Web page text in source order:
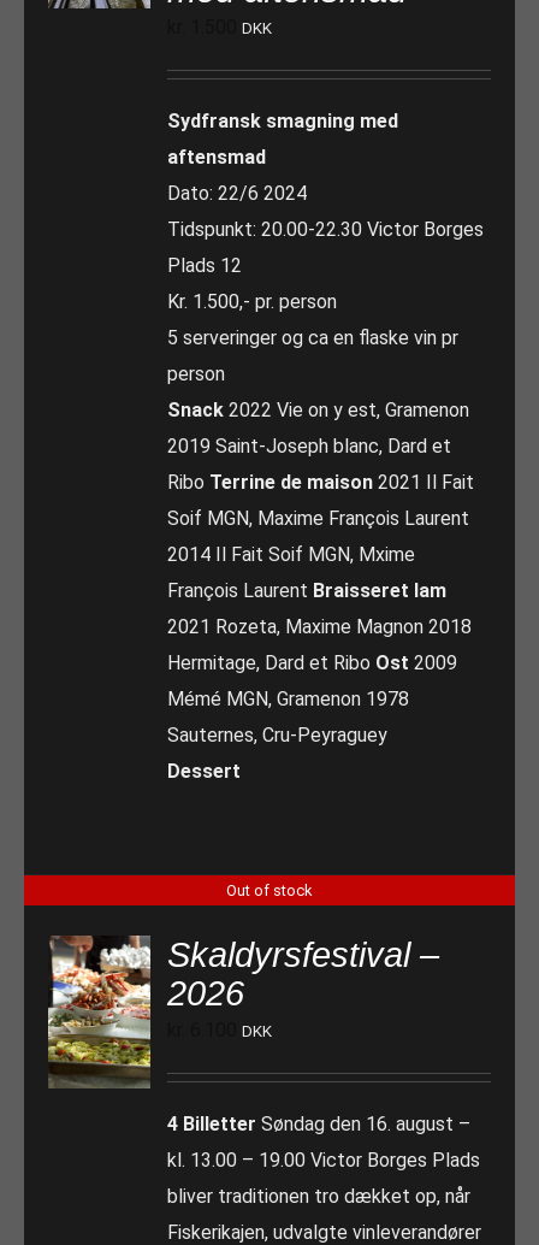
DKK
Sydfransk smagning med
aftensmad
Dato: 22/6 2024
Tidspunkt: 20.00-22.30 Victor Borges
Plads 12
Kr. 1.500,- pr. person
5 serveringer og ca en flaske vin pr
person
Snack 2022 Vie on y est, Gramenon
2019 Saint-Joseph blanc, Dard et
Ribo Terrine de maison 2021 Il Fait
Soif MGN, Maxime François Laurent
2014 Il Fait Soif MGN, Mxime
François Laurent Braisseret lam
2021 Rozeta, Maxime Magnon 2018
Hermitage, Dard et Ribo Ost 2009
Mémé MGN, Gramenon 1978
Sauternes, Cru-Peyraguey
Dessert
Out of stock
Skaldyrsfestival –
2026
DKK
4 Billetter Søndag den 16. august –
kl. 13.00 – 19.00 Victor Borges Plads
bliver traditionen tro dækket op, når
Fiskerikajen, udvalgte vinleverandører